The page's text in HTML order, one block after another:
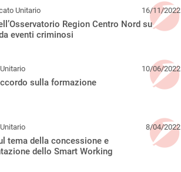
Unitario 16/11/2022
Region Centro Nord su
eventi criminosi
10/06/2022
sulla formazione
8/04/2022
tema della concessione e
dello Smart Working